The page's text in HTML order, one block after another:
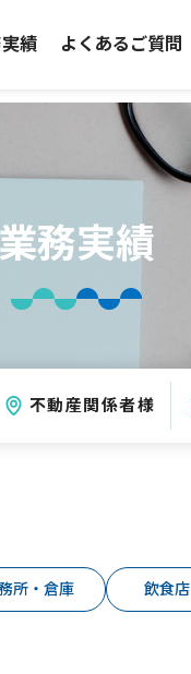
績 よくあるご質問
業務実績
不動産関係者様
所・倉庫 飲食店